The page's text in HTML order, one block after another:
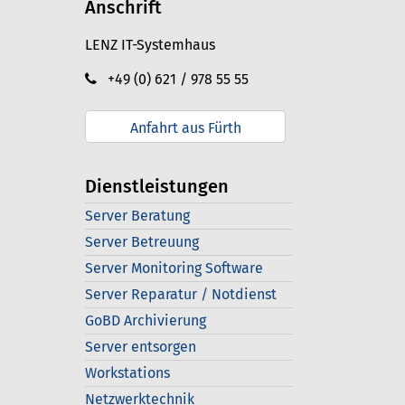
Anschrift
LENZ IT-Systemhaus
+49 (0) 621 / 978 55 55
Anfahrt aus Fürth
Dienstleistungen
Server Beratung
Server Betreuung
Server Monitoring Software
Server Reparatur / Notdienst
GoBD Archivierung
Server entsorgen
Workstations
Netzwerktechnik